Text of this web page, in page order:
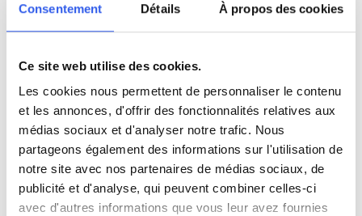
Consentement Détails À propos des cookies
Ce site web utilise des cookies.
Les cookies nous permettent de personnaliser le contenu
et les annonces, d'offrir des fonctionnalités relatives aux
médias sociaux et d'analyser notre trafic. Nous
partageons également des informations sur l'utilisation de
notre site avec nos partenaires de médias sociaux, de
publicité et d'analyse, qui peuvent combiner celles-ci
avec d'autres informations que vous leur avez fournies
CM2 (Primaire)
6ème (Collège)
5ème (Collège)
4ème (Collège)
3ème (Collège)